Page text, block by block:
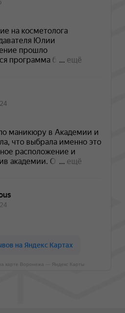
карте Воронежа — Яндекс Карты